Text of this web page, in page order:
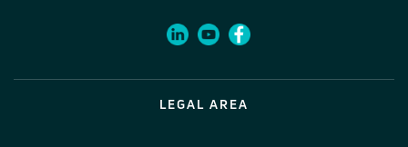
LEGAL AREA